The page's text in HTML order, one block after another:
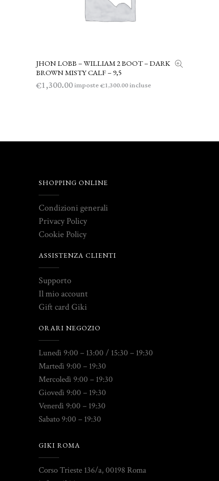
LEGGI TUTTO
JHON LOBB – WILLIAM 2 BOOT – DARK
BROWN MISTY CALF – 9,5
€1,300.00imposte€1,300.00incluse
SHOPPING ONLINE
Condizioni generali
Privacy Policy
Cookie Policy
ASSISTENZA CLIENTI
Supporto
Il mio account
Gift card Giki
ORARI NEGOZIO
Lunedì 9:00 – 13:00 / 15:30 – 19:30
Martedì 9:00 – 19:30
Mercoledì 9:00 – 19:30
Giovedì 9:00 – 19:30
Venerdì 9:00 – 19:30
Sabato 9:00 – 19:30
GIKI ROMA
Corso Trieste 136/a, 00198 Roma